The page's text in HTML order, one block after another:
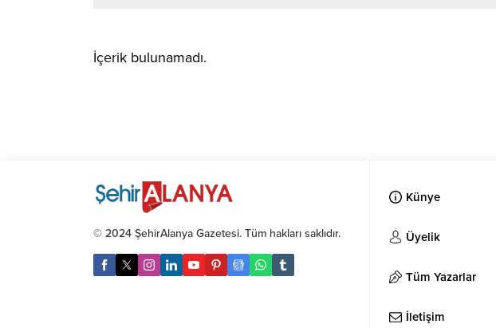
İçerik bulunamadı.
© 2024 ŞehirAlanya Gazetesi. Tüm hakları saklıdır.
Künye
Üyelik
Tüm Yazarlar
İletişim